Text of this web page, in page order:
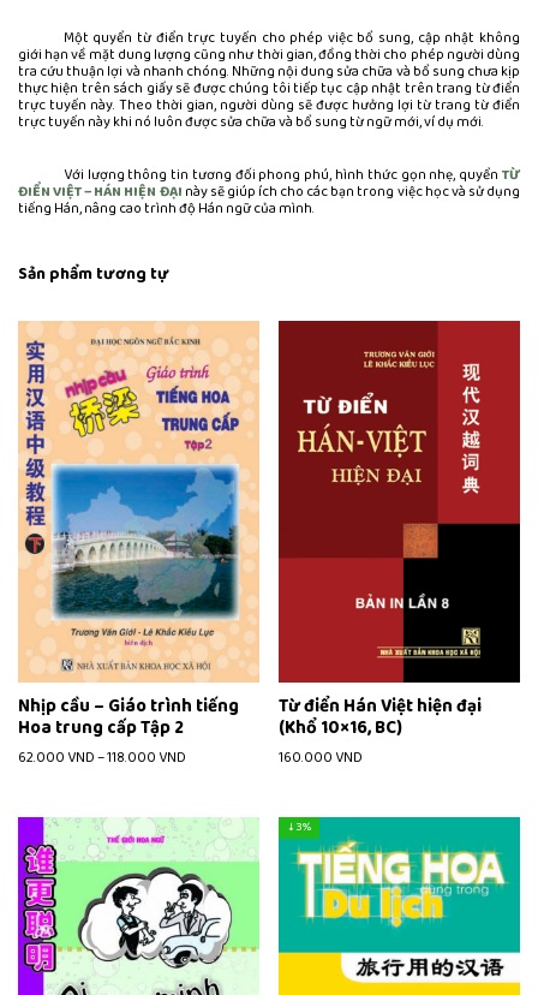
Một quyển từ điển trực tuyến cho phép việc bổ sung, cập nhật không
giới hạn về mặt dung lượng cũng như thời gian, đồng thời cho phép người dùng
tra cứu thuận lợi và nhanh chóng. Những nội dung sửa chữa và bổ sung chưa kịp
thực hiện trên sách giấy sẽ được chúng tôi tiếp tục cập nhật trên trang từ điển
trực tuyến này. Theo thời gian, người dùng sẽ được hưởng lợi từ trang từ điển
trực tuyến này khi nó luôn được sửa chữa và bổ sung từ ngữ mới, ví dụ mới.
Với lượng thông tin tương đối phong phú, hình thức gọn nhẹ, quyển TỪ
ĐIỂN VIỆT – HÁN HIỆN ĐẠI này sẽ giúp ích cho các bạn trong việc học và sử dụng
tiếng Hán, nâng cao trình độ Hán ngữ của mình.
Sản phẩm tương tự
Nhịp cầu – Giáo trình tiếng
Hoa trung cấp Tập 2
62.000 VND–118.000 VND
Từ điển Hán Việt hiện đại
(Khổ 10×16, BC)
160.000 VND
↓ 3%